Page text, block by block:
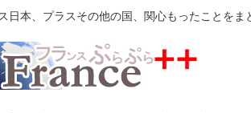
日本、プラスその他の国、関心もったことをま